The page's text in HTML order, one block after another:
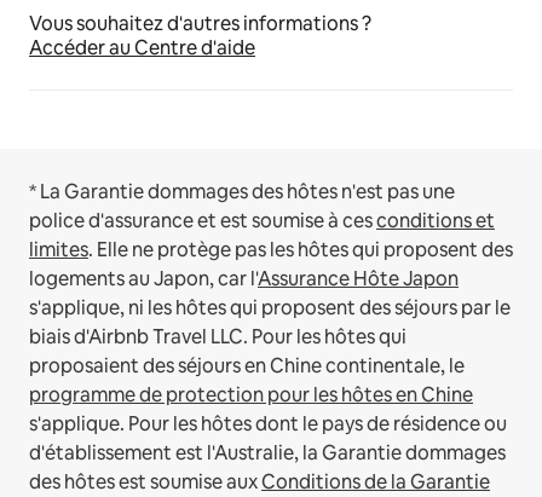
Vous souhaitez d'autres informations ?
Accéder au Centre d'aide
* La Garantie dommages des hôtes n'est pas une
police d'assurance et est soumise à cesconditions et
limites. Elle ne protège pas les hôtes qui proposent des
logements au Japon, car l'Assurance Hôte Japon
s'applique, ni les hôtes qui proposent des séjours par le
biais d'Airbnb Travel LLC. Pour les hôtes qui
proposaient des séjours en Chine continentale, le
programme de protection pour les hôtes en Chine
s'applique. Pour les hôtes dont le pays de résidence ou
d'établissement est l'Australie, la Garantie dommages
des hôtes est soumise auxConditions de la Garantie